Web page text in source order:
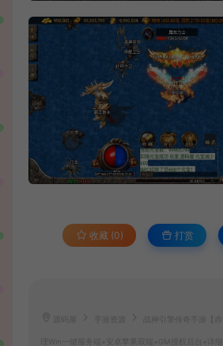
收藏 (0) 打赏
手游资源 战神引擎传奇手游【
理Win一键服务端+安卓苹果双端+GM授权后台+详